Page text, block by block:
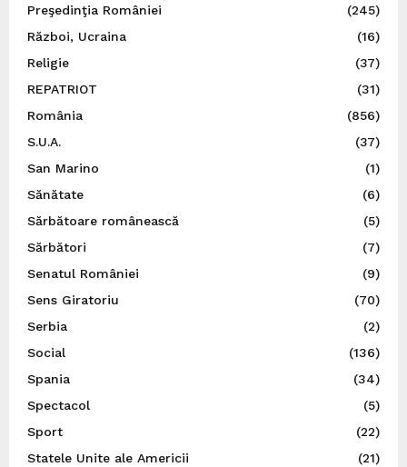
Preşedinţia României
(245)
Război, Ucraina
(16)
Religie
(37)
REPATRIOT
(31)
România
(856)
S.U.A.
(37)
San Marino
(1)
Sănătate
(6)
Sărbătoare românească
(5)
Sărbători
(7)
Senatul României
(9)
Sens Giratoriu
(70)
Serbia
(2)
Social
(136)
Spania
(34)
Spectacol
(5)
Sport
(22)
Statele Unite ale Americii
(21)